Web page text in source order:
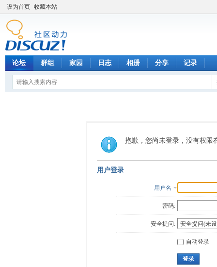
设为首页 收藏本站
论坛 群组 家园 日志 相册 分享 记录
抱歉，您尚未登录，没有权限
用户登录
用户名
密码:
安全提问:
自动登录
登录